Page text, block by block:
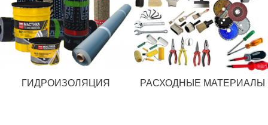
ГИДРОИЗОЛЯЦИЯ РАСХОДНЫЕ МАТЕРИАЛЫ